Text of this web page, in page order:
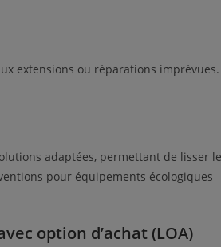
extensions ou réparations imprévues.
adaptées, permettant de lisser
pour équipements écologiques
option d’achat (LOA)